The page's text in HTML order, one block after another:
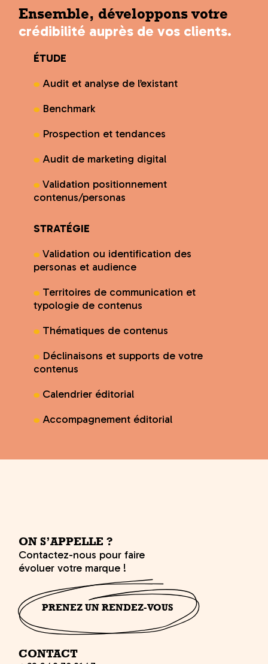
Ensemble, développons votre
crédibilité auprès de vos clients.
ÉTUDE
Audit et analyse de l’existant
Benchmark
Prospection et tendances
Audit de marketing digital
Validation positionnement
contenus/personas
STRATÉGIE
Validation ou identification des
personas et audience
Territoires de communication et
typologie de contenus
Thématiques de contenus
Déclinaisons et supports de votre
contenus
Calendrier éditorial
Accompagnement éditorial
ON S’APPELLE ?
Contactez-nous pour faire
évoluer votre marque !
PRENEZ UN RENDEZ-VOUS
CONTACT